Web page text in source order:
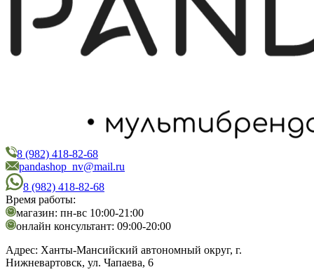
PandaShop
Интернет-магазин косметики
8 (982) 418-82-68
pandashop_nv@mail.ru
8 (982) 418-82-68
Время работы:
магазин: пн-вс 10:00-21:00
онлайн консультант: 09:00-20:00
Адрес: Ханты-Мансийский автономный округ, г.
Нижневартовск, ул. Чапаева, 6